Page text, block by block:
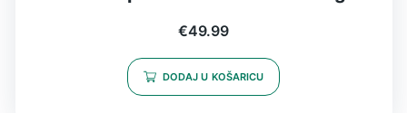
€49.99
DODAJ U KOŠARICU